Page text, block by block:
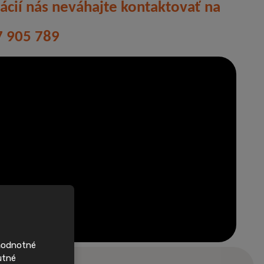
nás neváhajte kontaktovať na
905 789
často najdou
nás na